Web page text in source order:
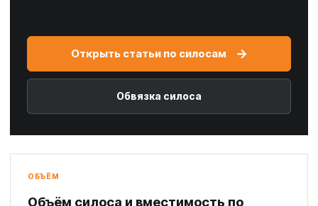
Открыть статьи по силосам →
Обвязка силоса
ОБЪЁМ
Объём силоса и вместимость по